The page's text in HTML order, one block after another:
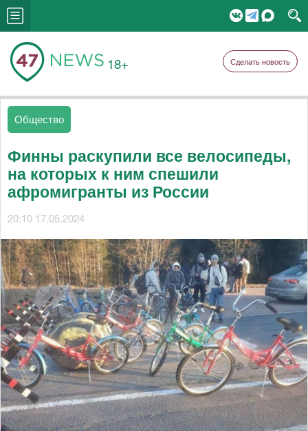
18+ Сделать новость
Общество
Финны раскупили все велосипеды,
на которых к ним спешили
афромигранты из России
20:10 17.05.2024